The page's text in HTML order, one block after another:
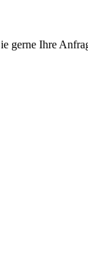
gerne Ihre